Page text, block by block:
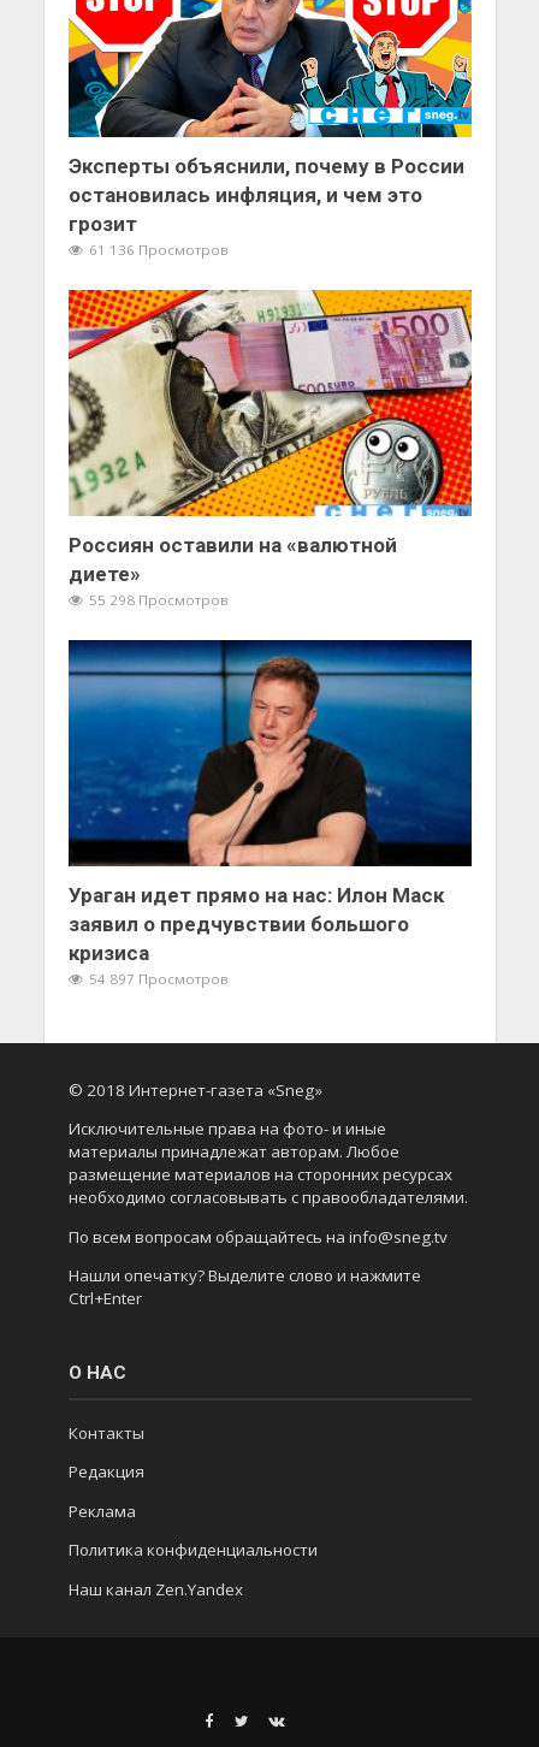
Эксперты объяснили, почему в России
остановилась инфляция, и чем это
грозит
61 136 Просмотров
Россиян оставили на «валютной
диете»
55 298 Просмотров
Ураган идет прямо на нас: Илон Маск
заявил о предчувствии большого
кризиса
54 897 Просмотров
© 2018 Интернет-газета «Sneg»
Исключительные права на фото- и иные
материалы принадлежат авторам. Любое
размещение материалов на сторонних ресурсах
необходимо согласовывать с правообладателями.
По всем вопросам обращайтесь на info@sneg.tv
Нашли опечатку? Выделите слово и нажмите
Ctrl+Enter
О НАС
Контакты
Редакция
Реклама
Политика конфиденциальности
Наш канал Zen.Yandex